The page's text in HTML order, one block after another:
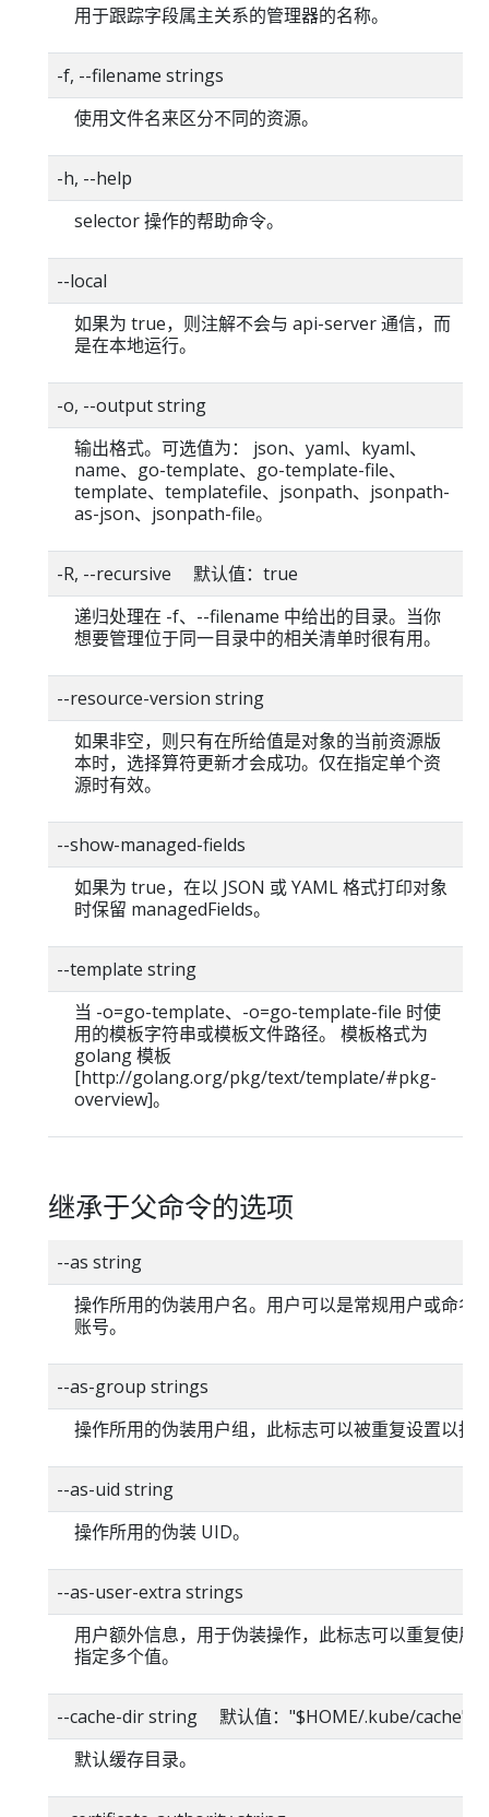
用于跟踪字段属主关系的管理器的名称。
-f, --filename strings
使用文件名来区分不同的资源。
-h, --help
selector 操作的帮助命令。
--local
如果为 true，则注解不会与 api-server 通信，而
是在本地运行。
-o, --output string
输出格式。可选值为： json、yaml、kyaml、
name、go-template、go-template-file、
template、templatefile、jsonpath、jsonpath-
as-json、jsonpath-file。
-R, --recursive 默认值：true
递归处理在 -f、--filename 中给出的目录。当你
想要管理位于同一目录中的相关清单时很有用。
--resource-version string
如果非空，则只有在所给值是对象的当前资源版
本时，选择算符更新才会成功。仅在指定单个资
源时有效。
--show-managed-fields
如果为 true，在以 JSON 或 YAML 格式打印对象
时保留 managedFields。
--template string
当 -o=go-template、-o=go-template-file 时使
用的模板字符串或模板文件路径。 模板格式为
golang 模板
[http://golang.org/pkg/text/template/#pkg-
overview]。
继承于父命令的选项
--as string
操作所用的伪装用户名。用户可以是常规用户或命名
账号。
--as-group strings
操作所用的伪装用户组，此标志可以被重复设置以指
--as-uid string
操作所用的伪装 UID。
--as-user-extra strings
用户额外信息，用于伪装操作，此标志可以重复使用
指定多个值。
--cache-dir string 默认值："$HOME/.kube/cache"
默认缓存目录。